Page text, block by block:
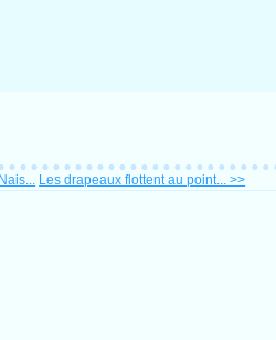
Les drapeaux flottent au point... >>